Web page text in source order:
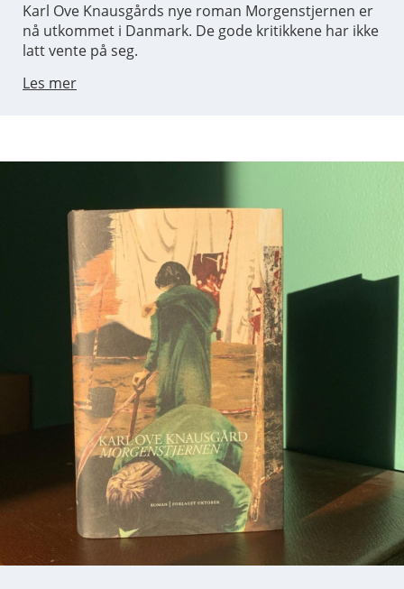
Karl Ove Knausgårds nye roman Morgenstjernen er
nå utkommet i Danmark. De gode kritikkene har ikke
latt vente på seg.
Les mer